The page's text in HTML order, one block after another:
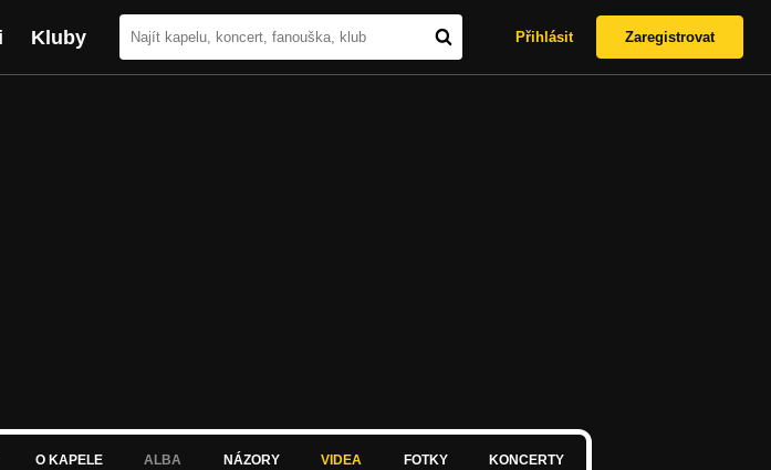
Kluby Přihlásit Zaregistrovat
O KAPELE ALBA NÁZORY VIDEA FOTKY KONCERTY